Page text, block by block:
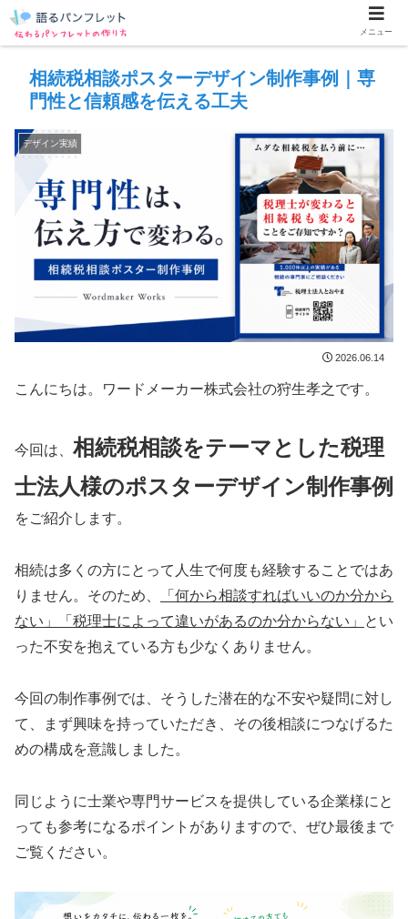
相続税相談ポスターデザイン制作事例｜専
門性と信頼感を伝える工夫
デザイン実績
2026.06.14
こんにちは。ワードメーカー株式会社の狩生孝之です。
今回は、 相続税相談をテーマとした税理
士法人様のポスターデザイン制作事例
をご紹介します。
相続は多くの方にとって人生で何度も経験することではあ
りません。そのため、
「何から相談すればいいのか分から
ない」「税理士によって違いがあるのか分からない」
とい
った不安を抱えている方も少なくありません。
今回の制作事例では、そうした潜在的な不安や疑問に対し
て、まず興味を持っていただき、その後相談につなげるた
めの構成を意識しました。
同じように士業や専門サービスを提供している企業様にと
っても参考になるポイントがありますので、ぜひ最後まで
ご覧ください。
メニュー